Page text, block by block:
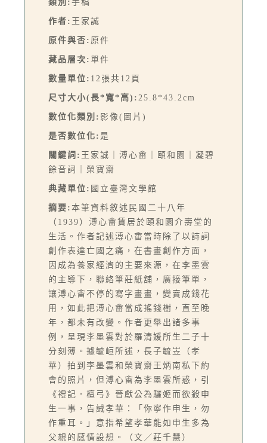
類別: 手稿
作者: 王家誠
原件與否: 原件
藏品層次: 單件
數量單位: 12張共12頁
尺寸大小(長*寬*高): 25.8*43.2cm
數位化類別: 影像(圖片)
是否數位化: 是
關鍵詞: 王家誠｜溥心畬｜頤和園｜凝碧
餘音詞｜榮寶齋
典藏單位: 國立臺灣文學館
摘要: 本筆資料敘述民國二十八年
（1939）溥心畬賃居於頤和園介壽堂的
生活。作者記述溥心畬當時除了以詩詞
創作表達亡國之痛，在書畫創作方面，
因成為養家經濟的主要來源，在李墨雲
的主導下，聯絡筆莊紙舖，廣接筆單，
讓溥心畬不停的寫字畫畫，變賣成錢花
用，如此把溥心畬當成搖錢樹，直至晚
年，都未有改變。作者更舉出諸多事
例，呈現李墨雲對於羅清媛所生二子十
分刻薄。據毓峘所述，長子毓岦（孝
華）拍到李墨雲和榮寶齋王炳南私下約
會的照片，但溥心畬為李墨雲所惑，引
《禮記．檀弓》晉獻公為驪姬而欲殺申
生一事，告誡孝華：「你寧作申生，勿
作重耳。」意指希望孝華能如申生多為
父親的感情設想。（文／莊千慧）